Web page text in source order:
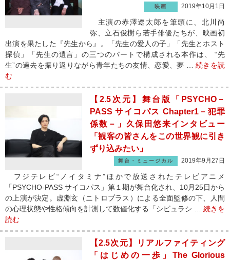
映画 2019年10月1日
主演の赤澤遼太郎を筆頭に、北川尚
弥、立石俊樹ら若手俳優たちが、映画初
出演を果たした『先生から』。「先生の愛人の子」「先生とホスト
探偵」「先生の遺言」の三つのパートで構成される本作は、 “先
生”の過去を振り返りながら青年たちの友情、恋愛、夢 …続きを読
む
【2.5次元】舞台版「PSYCHO－
PASS サイコパス Chapter1－犯罪
係数－」久保田悠来インタビュー
「観客の皆さんをこの世界観に引き
ずり込みたい」
舞台・ミュージカル 2019年9月27日
フジテレビ“ノイタミナ”ほかで放送されたテレビアニメ
「PSYCHO-PASS サイコパス」第１期が舞台化され、10月25日から
の上演が決定。虚淵玄（ニトロプラス）による全面監修の下、人間
の心理状態や性格傾向を計測して数値化する「シビュラシ … 続きを
読む
【2.5次元】リアルファイティング
「はじめの一歩」The Glorious